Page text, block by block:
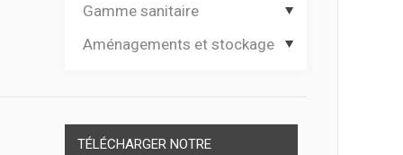
Gamme sanitaire
Hygiène des mains
Aménagements et stockage
Séparateurs de tiroirs
TÉLÉCHARGER NOTRE